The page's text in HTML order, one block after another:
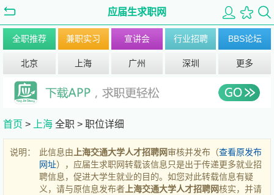
应届生求职网
全职推荐 兼职实习 宣讲会 行业招聘 BBS论坛
北京 上海 广州 深圳 更多
首页 > 上海 全职 > 职位详细
说明： 此信息由上海交通大学人才招聘网审核并发布（查看原发布
网址），应届生求职网转载该信息只是出于传递更多就业招
聘信息，促进大学生就业的目的。如您对此转载信息有疑
义，请与原信息发布者上海交通大学人才招聘网核实，并请